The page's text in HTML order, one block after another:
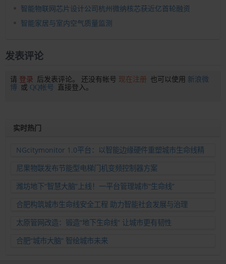
智能物联网芯片设计公司杭州微纳核芯获近亿首轮融资
智能家居与室内空气质量监测
发表评论
请 登录 后发表评论。 还没有帐号 现在注册 也可以使用 新浪微
博 或 QQ帐号 直接登入。
实时热门
NGcitymonitor 1.0平台：以智能边缘硬件重塑城市生命线精
准运维新范式
尼果物联发布节能型电梯门机变频控制器方案
潍坊地下“智慧大脑”上线！一平台管理城市“生命线”
合肥构筑城市生命线安全工程 助力智能社会发展与治理
太原管网改造：锻造“地下生命线” 让城市更有韧性
合肥“城市大脑” 智绘城市未来